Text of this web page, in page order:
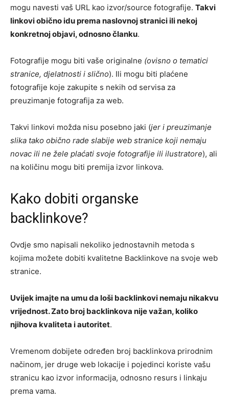
mogu navesti vaš URL kao izvor/source fotografije. Takvi
linkovi obično idu prema naslovnoj stranici ili nekoj
konkretnoj objavi, odnosno članku.
Fotografije mogu biti vaše originalne (ovisno o tematici
stranice, djelatnosti i slično). Ili mogu biti plaćene
fotografije koje zakupite s nekih od servisa za
preuzimanje fotografija za web.
Takvi linkovi možda nisu posebno jaki (jer i preuzimanje
slika tako obično rade slabije web stranice koji nemaju
novac ili ne žele plaćati svoje fotografije ili ilustratore), ali
na količinu mogu biti premija izvor linkova.
Kako dobiti organske
backlinkove?
Ovdje smo napisali nekoliko jednostavnih metoda s
kojima možete dobiti kvalitetne Backlinkove na svoje web
stranice.
Uvijek imajte na umu da loši backlinkovi nemaju nikakvu
vrijednost. Zato broj backlinkova nije važan, koliko
njihova kvaliteta i autoritet.
Vremenom dobijete određen broj backlinkova prirodnim
načinom, jer druge web lokacije i pojedinci koriste vašu
stranicu kao izvor informacija, odnosno resurs i linkaju
prema vama.